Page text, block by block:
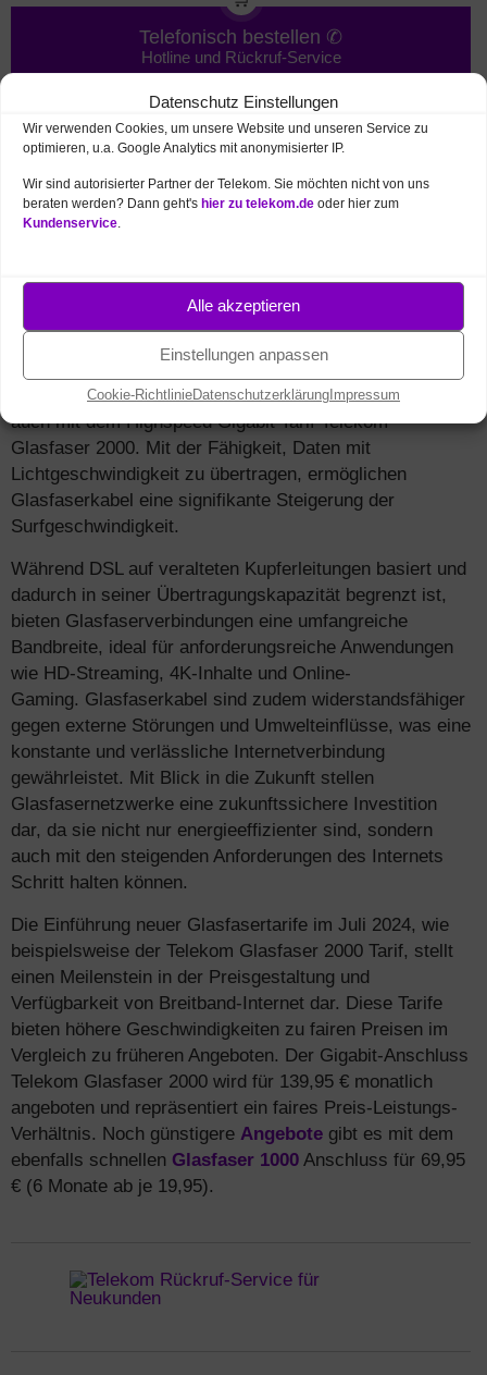
Datenschutz Einstellungen
Wir verwenden Cookies, um unsere Website und unseren Service zu
optimieren, u.a. Google Analytics mit anonymisierter IP.
Wir sind autorisierter Partner der Telekom. Sie möchten nicht von uns
beraten werden? Dann geht's hier zu telekom.de oder hier zum
Kundenservice
Alle akzeptieren
Einstellungen anpassen
Cookie-RichtlinieDatenschutzerklärungImpressum
Telefonisch bestellen ✆
Hotline und Rückruf-Service
Telekom Glasfaser 2000 Internet
grundlegend unsere Online-
Gewohnheiten. Im Vergleich zu
, zeichnet sich
Glasfaser durch eine überlegene Technologie aus, die
nicht nur schneller, sondern auch zuverlässiger ist – so
auch mit dem Highspeed Gigabit Tarif Telekom
Glasfaser 2000. Mit der Fähigkeit, Daten mit
Lichtgeschwindigkeit zu übertragen, ermöglichen
Glasfaserkabel eine signifikante Steigerung der
Surfgeschwindigkeit.
Während DSL auf veralteten Kupferleitungen basiert und
dadurch in seiner Übertragungskapazität begrenzt ist,
bieten Glasfaserverbindungen eine umfangreiche
Bandbreite, ideal für anforderungsreiche Anwendungen
wie HD-Streaming, 4K-Inhalte und Online-
Gaming. Glasfaserkabel sind zudem widerstandsfähiger
gegen externe Störungen und Umwelteinflüsse, was eine
konstante und verlässliche Internetverbindung
gewährleistet. Mit Blick in die Zukunft stellen
Glasfasernetzwerke eine zukunftssichere Investition
dar, da sie nicht nur energieeffizienter sind, sondern
auch mit den steigenden Anforderungen des Internets
Schritt halten können.
Die Einführung neuer Glasfasertarife im Juli 2024, wie
beispielsweise der Telekom Glasfaser 2000 Tarif, stellt
einen Meilenstein in der Preisgestaltung und
Verfügbarkeit von Breitband-Internet dar. Diese Tarife
bieten höhere Geschwindigkeiten zu fairen Preisen im
Vergleich zu früheren Angeboten. Der Gigabit-Anschluss
Telekom Glasfaser 2000 wird für 139,95 € monatlich
angeboten und repräsentiert ein faires Preis-Leistungs-
Verhältnis. Noch günstigere Angebote gibt es mit dem
ebenfalls schnellen Glasfaser 1000 Anschluss für 69,95
€ (6 Monate ab je 19,95).